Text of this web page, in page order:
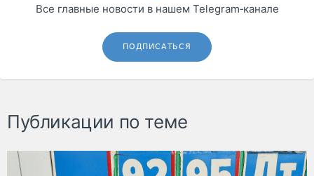
Все главные новости в нашем Telegram‑канале
ПОДПИСАТЬСЯ
Публикации по теме